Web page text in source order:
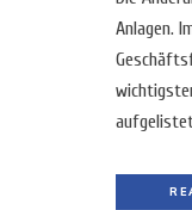
Anlagen.